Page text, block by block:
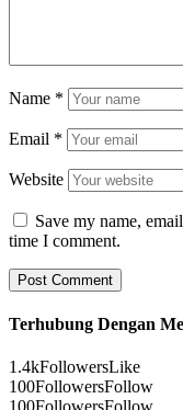
Name *
Email *
Website
Save my name,
time I comment.
Terhubung Dengan
1.4kFollowersLike
100FollowersFollow
100FollowersFollow